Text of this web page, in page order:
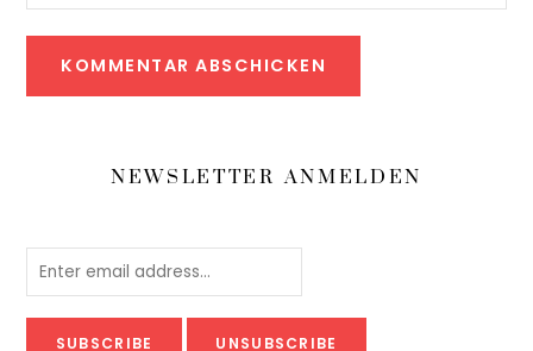
NEWSLETTER ANMELDEN